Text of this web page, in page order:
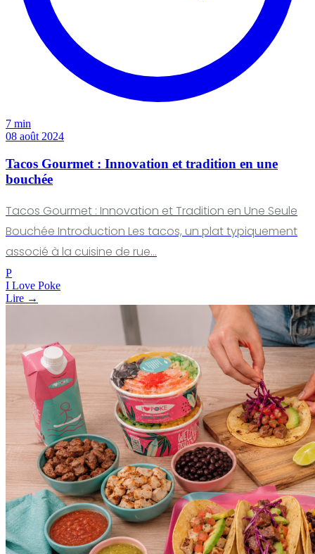
7 min
08 août 2024
Tacos Gourmet : Innovation et tradition en une
bouchée
Tacos Gourmet : Innovation et Tradition en Une Seule
Bouchée Introduction Les tacos, un plat typiquement
associé à la cuisine de rue…
P
I Love Poke
Lire →